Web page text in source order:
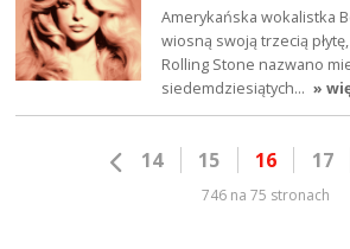
Amerykańska wokalistka
wiosną swoją trzecią
Rolling Stone nazwano
siedemdziesiątych… »
14 15 16 17
746 na 75 stronach